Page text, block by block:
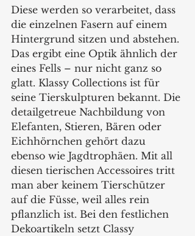
Diese werden so verarbeitet, dass
die einzelnen Fasern auf einem
Hintergrund sitzen und abstehen.
Das ergibt eine Optik ähnlich der
eines Fells – nur nicht ganz so
glatt. Klassy Collections ist für
seine Tierskulpturen bekannt. Die
detailgetreue Nachbildung von
Elefanten, Stieren, Bären oder
Eichhörnchen gehört dazu
ebenso wie Jagdtrophäen. Mit all
diesen tierischen Accessoires tritt
man aber keinem Tierschützer
auf die Füsse, weil alles rein
pflanzlich ist. Bei den festlichen
Dekoartikeln setzt Classy